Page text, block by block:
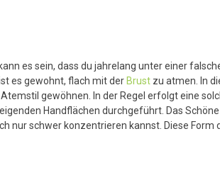
es sein, dass du jahrelang unter einer
es gewohnt, flach mit der Brust zu atmen. In
gewöhnen. In der Regel erfolgt eine
Handflächen durchgeführt. Das
nur schwer konzentrieren kannst. Diese